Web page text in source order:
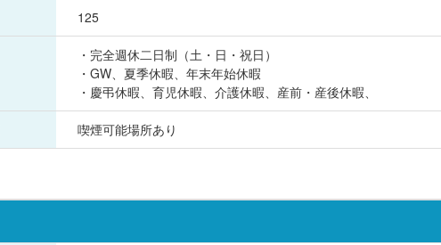
125
・完全週休二日制（土・日・祝日）
・GW、夏季休暇、年末年始休暇
・慶弔休暇、育児休暇、介護休暇、産前・産後休暇、
喫煙可能場所あり